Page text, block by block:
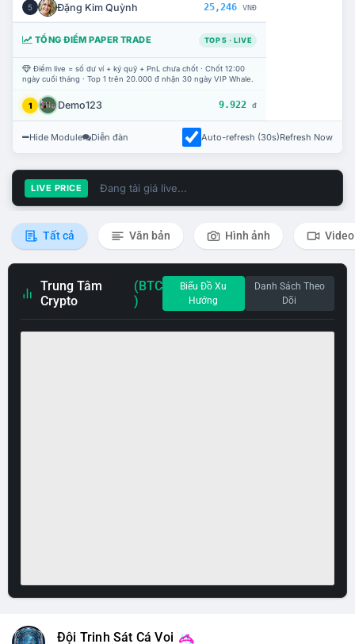
5 Đặng Kim Quỳnh 25,246 VNĐ
TỔNG ĐIỂM PAPER TRADE TOP 5 · LIVE
Điểm live = số dư ví + ký quỹ + PnL chưa chốt · Chốt 12:00
ngày cuối tháng · Top 1 trên 20.000 đ nhận 30 ngày VIP Whale.
1 Demo123 9.922 đ
Hide Module Diễn đàn Auto-refresh (30s)Refresh Now
LIVE PRICE Đang tải giá live...
Tất cả Văn bản Hình ảnh Video
Trung Tâm
Crypto
(BTC
)
Biểu Đồ Xu
Hướng
Danh Sách Theo
Dõi
Đội Trinh Sát Cá Voi